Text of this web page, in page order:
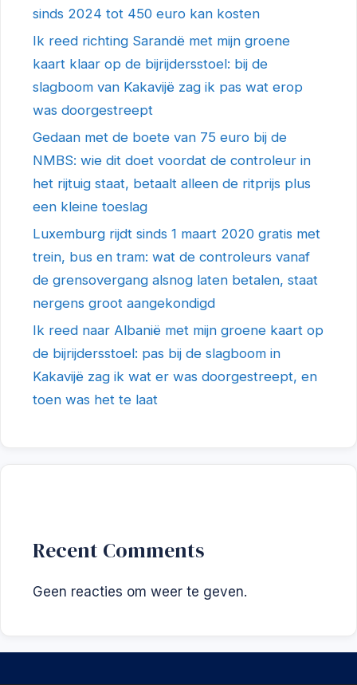
sinds 2024 tot 450 euro kan kosten
Ik reed richting Sarandë met mijn groene
kaart klaar op de bijrijdersstoel: bij de
slagboom van Kakavijë zag ik pas wat erop
was doorgestreept
Gedaan met de boete van 75 euro bij de
NMBS: wie dit doet voordat de controleur in
het rijtuig staat, betaalt alleen de ritprijs plus
een kleine toeslag
Luxemburg rijdt sinds 1 maart 2020 gratis met
trein, bus en tram: wat de controleurs vanaf
de grensovergang alsnog laten betalen, staat
nergens groot aangekondigd
Ik reed naar Albanië met mijn groene kaart op
de bijrijdersstoel: pas bij de slagboom in
Kakavijë zag ik wat er was doorgestreept, en
toen was het te laat
Recent Comments
Geen reacties om weer te geven.